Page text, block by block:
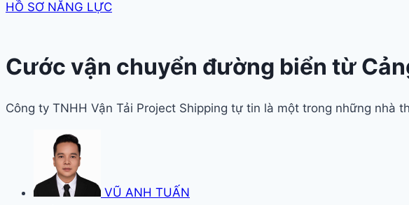
HỒ SƠ NĂNG LỰC
Cước vận chuyển đường biển từ
Công ty TNHH Vận Tải Project Shipping tự tin là một trong những nhà
VŨ ANH TUẤN